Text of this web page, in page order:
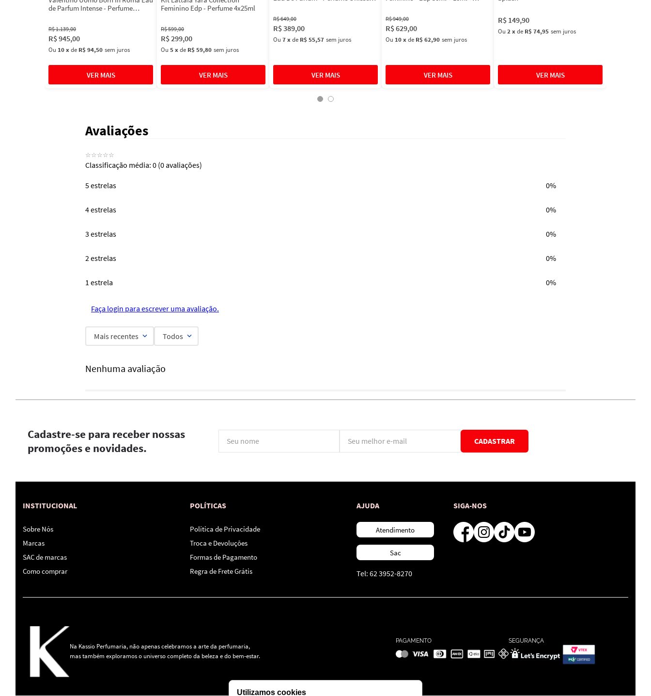
de Parfum Intense - Perfume
R$1.139,00
R$945,00
Ou 10xde R$ 94,50 sem juros
Feminino Edp - Perfume 4x25ml
R$599,00
R$299,00
Ou 5xde R$ 59,80 sem juros
R$649,00
R$389,00
Ou 7xde R$ 55,57 sem juros
R$949,00
R$629,00
Ou 10xde R$ 62,90 sem juros
R$ 149,90
Ou 2xde R$ 74,95 sem juros
Avaliações
☆☆☆☆☆
Classificação média: 0 (0 avaliações)
5 estrelas 0%
4 estrelas 0%
3 estrelas 0%
2 estrelas 0%
1 estrela 0%
Faça login para escrever uma avaliação.
Mais recentes Todos
Nenhuma avaliação
Cadastre-se para receber nossas
promoções e novidades.
CADASTRAR
INSTITUCIONAL
Sobre Nós
Marcas
SAC de marcas
Como comprar
POLÍTICAS
Política de Privacidade
Troca e Devoluções
Formas de Pagamento
Regra de Frete Grátis
AJUDA
Atendimento
Sac
Tel: 62 3952-8270
SIGA-NOS
Na Kassio Perfumaria, não apenas celebramos a arte da perfumaria,
mas também exploramos o universo completo da beleza e do bem-estar.
PAGAMENTO SEGURANÇA
Utilizamos cookies